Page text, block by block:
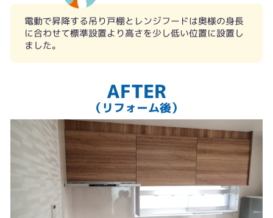
電動で昇降する吊り戸棚とレンジフードは奥様の身長
に合わせて標準設置より高さを少し低い位置に設置し
ました。
AFTER
（リフォーム後）
お手入れの楽なステンレスカウンター